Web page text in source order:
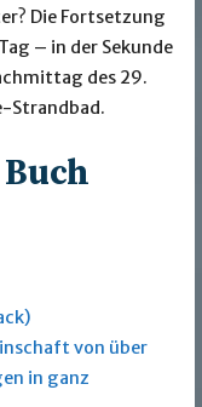
Die Fortsetzung
– in der Sekunde
des 29.
Strandbad.
von über
in ganz